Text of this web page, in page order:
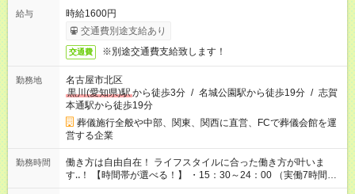
給与
時給1600円
交通費別途支給あり
交通費 ※別途交通費支給致します！
勤務地
名古屋市北区
黒川(愛知県)駅から徒歩3分 / 名城公園駅から徒歩19分 / 志賀
本通駅から徒歩19分
葬儀施行全般や中部、関東、関西に直営、FCで葬儀会館を運
営する企業
勤務時間
働き方は自由自在！ ライフスタイルに合った働き方が叶いま
す‥！ 【時間帯が選べる！】 ・15：30～24：00 （実働7時間30
分／休憩1時間） ・00：00～08：30 （実働7時間30分／休憩1